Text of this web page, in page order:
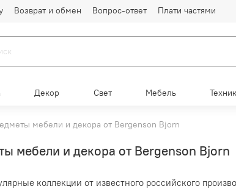
Возврат и обмен Вопрос-ответ Плати частями
Декор Свет Мебель
мебели и декора от Bergenson Bjorn
мебели и декора от Bergenson Bjorn
коллекции от известного российского